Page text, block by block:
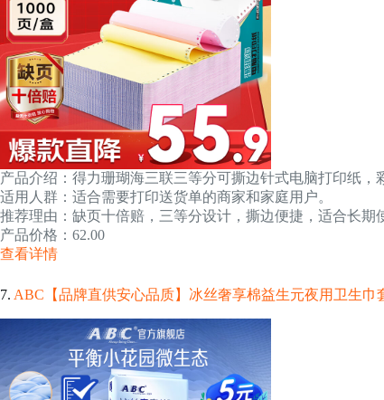
产品介绍：得力珊瑚海三联三等分可撕边针式电脑打印纸，
适用人群：适合需要打印送货单的商家和家庭用户。
推荐理由：缺页十倍赔，三等分设计，撕边便捷，适合长期
产品价格：62.00
查看详情
7. ABC【品牌直供安心品质】冰丝奢享棉益生元夜用卫生巾